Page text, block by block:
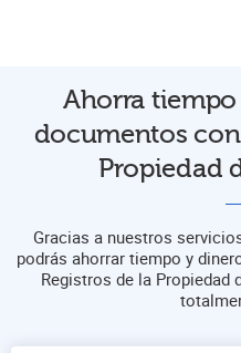
Ahorra
documentos
Propiedad
Gracias a nuestros
podrás ahorrar tiempo y
Registros de la Propiedad